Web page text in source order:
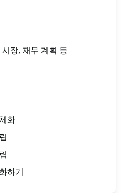
장, 재무 계획 등
화
하기